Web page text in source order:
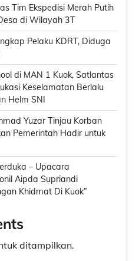
Tim Ekspedisi Merah Putih
di Wilayah 3T
Pelaku KDRT, Diduga
di MAN 1 Kuok, Satlantas
Keselamatan Berlalu
Helm SNI
Yuzar Tinjau Korban
Pemerintah Hadir untuk
– Upacara
Aipda Supriandi
Khidmat Di Kuok”
ditampilkan.